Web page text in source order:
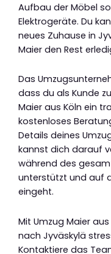
Aufbau der Möbel
Elektrogeräte. Du
neues Zuhause in
Maier den Rest
Das
dass du als Kunde
Maier aus Köln ein
kostenloses
Details deines
kannst dich darauf
während des
unterstützt und auf
eingeht.
Mit Umzug Maier
nach Jyväskylä
Kontaktiere das